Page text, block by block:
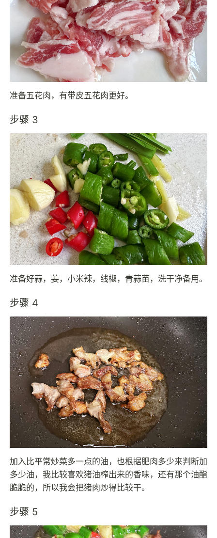
准备五花肉，有带皮五花肉更好。
步骤 3
准备好蒜，姜，小米辣，线椒，青蒜苗，洗干净备用。
步骤 4
加入比平常炒菜多一点的油，也根据肥肉多少来判断加
多少油，我比较喜欢猪油榨出来的香味，还有那个油酯
脆脆的，所以我会把猪肉炒得比较干。
步骤 5